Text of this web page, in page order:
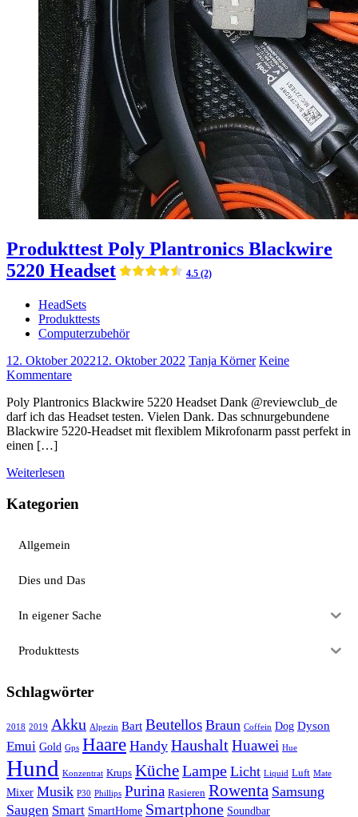
Produkttest Poly Plantronics Blackwire
5220 Headset
4.5 (2)
HeadSets
Produkttests
Computerzubehör
12. Oktober 202212. Oktober 2022 Tanja Körner Keine
Kommentare
Poly Plantronics Blackwire 5220 Headset Dank @reviewclub_de
darf ich das Headset testen. Vielen Dank. Das schnurgebundene
Blackwire 5220-Headset mit flexiblem Mikrofonarm passt perfekt in
einen […]
Weiterlesen
Kategorien
Allgemein
Dies und Das
In eigener Sache
Produkttests
Schlagwörter
2018 2019 Akku Alpezin Bart Beutellos Braun Coffein Dog Dyson
Emui Gold Gps Haare Handy HaushaltHuawei Hue
Hund Konzentrat Krups KücheLampe Licht Liquid Luft Mate
Mixer Musik P30 Phillips Purina Rasieren Rowenta Samsung
Saugen Smart SmartHome Smartphone Soundbar